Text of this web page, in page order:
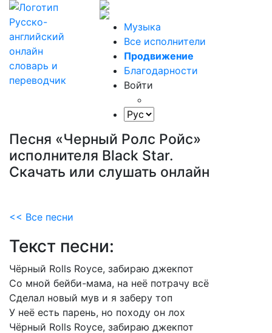
Музыка
Все исполнители
Продвижение
Благодарности
Войти
Песня «Черный Ролс Ройс»
исполнителя Black Star.
Скачать или слушать онлайн
<< Все песни
Текст песни:
Чёрный Rolls Royce, забираю джекпот
Со мной бейби-мама, на неё потрачу всё
Сделал новый мув и я заберу топ
У неё есть парень, но походу он лох
Чёрный Rolls Royce, забираю джекпот